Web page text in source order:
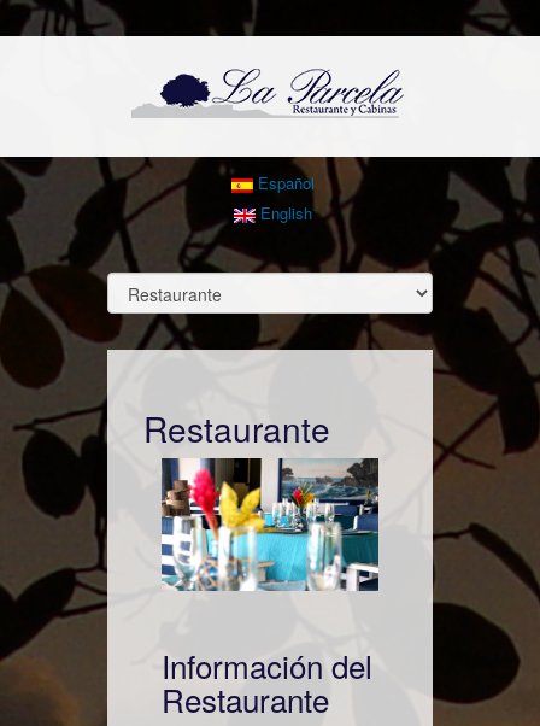
Español
English
Restaurante
Información del
Restaurante